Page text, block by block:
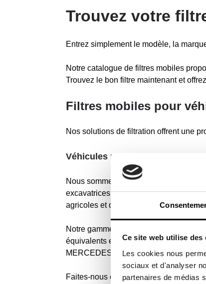
Ce site web utilise des
Les cookies nous
sociaux et d'analyser
partenaires de médias
Trouvez votre
Entrez simplement le modèle, la
Notre catalogue de filtres mobiles
Trouvez le bon filtre maintenant et
Filtres mobiles pour
Nos solutions de filtration offrent une
Véhicules professionnels
Nous sommes spécialisés dans la
excavatrices, citernes d'eau,
agricoles et de déneigement.
Notre gamme de filtres couvre
équivalents et originaux pour les
MERCEDES BENZ, VOLVO,
Faites-nous confiance pour trouver le